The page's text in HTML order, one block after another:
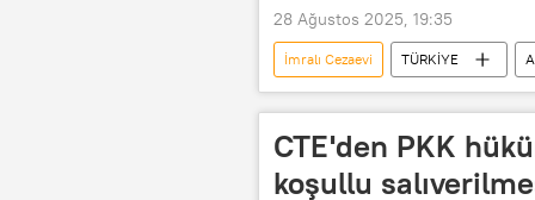
28 Ağustos 2025, 19:35
İmralı Cezaevi TÜRKİYE
DEM Parti İmralı çağrısı
CTE'den PKK
koşullu